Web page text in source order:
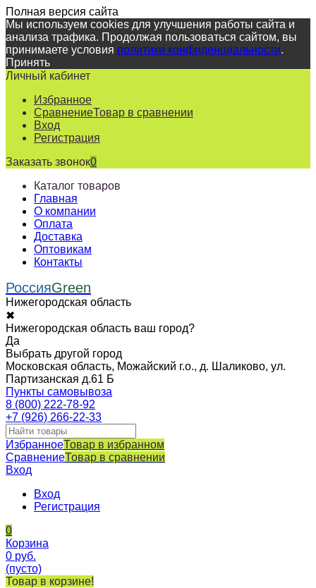
Полная версия сайта
Мы используем cookies для улучшения работы сайта и
анализа трафика. Продолжая пользоваться сайтом, вы
принимаете условия политики конфиденциальности.
Принять
Личный кабинет
Избранное
СравнениеТовар в сравнении
Вход
Регистрация
Заказать звонок0
Каталог товаров
Главная
О компании
Оплата
Доставка
Оптовикам
Контакты
РоссияGreen
Нижегородская область
✖
Нижегородская область ваш город?
Да
Выбрать другой город
Московская область, Можайский г.о., д. Шаликово, ул.
Партизанская д.61 Б
Пункты самовывоза
8 (800) 222-78-92
+7 (926) 266-22-33
ИзбранноеТовар в избранном
СравнениеТовар в сравнении
Вход
Вход
Регистрация
0
Корзина
0 руб.
(пусто)
Товар в корзине!